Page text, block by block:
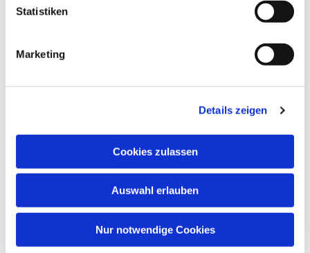
Statistiken
Marketing
Details zeigen
Cookies zulassen
Auswahl erlauben
Nur notwendige Cookies